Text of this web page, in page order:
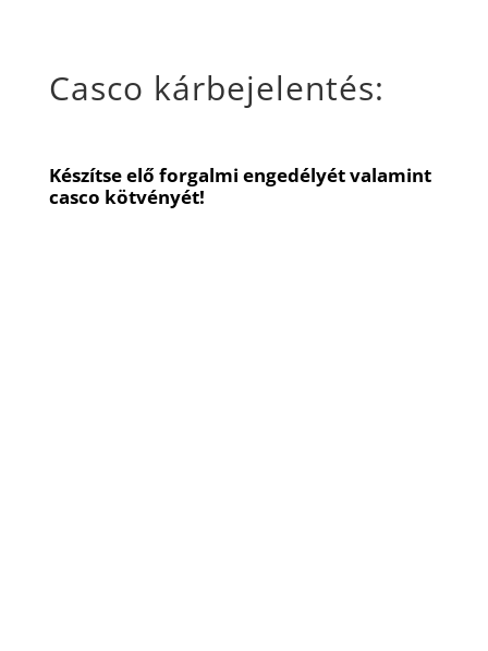
Casco kárbejelentés:
Készítse elő forgalmi engedélyét valamint
casco kötvényét!